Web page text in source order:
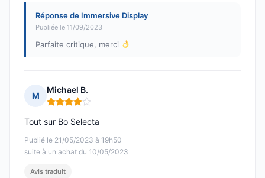
Réponse de Immersive Display
Publiée le 11/09/2023
Parfaite critique, merci
M
Michael B.
Note : 4 sur 5
Publié le 21/05/2023 à 19h50
suite à un achat du 10/05/2023
Tout sur Bo Selecta
Avis traduit